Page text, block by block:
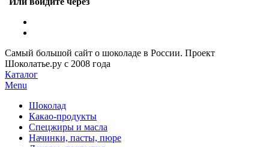
Самый большой сайт о шоколаде в России. Проект
Шоколатье.ру с 2008 года
Каталог
Menu
Шоколад
Какао-продукты
Спецжиры и масла
Начинки, пасты, пюре